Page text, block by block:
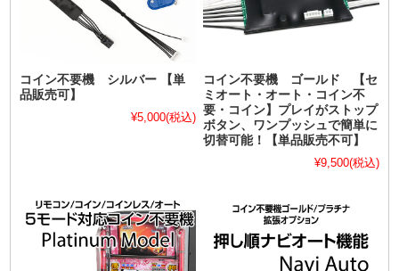
コイン不要機 シルバー 【単
品販売可】
¥5,000(税込)
コイン不要機 ゴールド 【セ
ミオート・オート・コイン不
要・コイン】プレイがストップ
ボタン、ワンプッシュで簡単に
切替可能！【単品販売不可】
¥9,500(税込)